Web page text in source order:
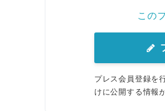
この
プレス会員登録を
けに公開する情報